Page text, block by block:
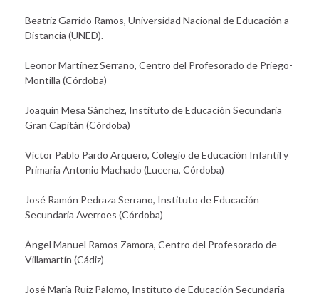
Beatriz Garrido Ramos, Universidad Nacional de Educación a
Distancia (UNED).
Leonor Martínez Serrano, Centro del Profesorado de Priego-
Montilla (Córdoba)
Joaquín Mesa Sánchez, Instituto de Educación Secundaria
Gran Capitán (Córdoba)
Víctor Pablo Pardo Arquero, Colegio de Educación Infantil y
Primaria Antonio Machado (Lucena, Córdoba)
José Ramón Pedraza Serrano, Instituto de Educación
Secundaria Averroes (Córdoba)
Ángel Manuel Ramos Zamora, Centro del Profesorado de
Villamartín (Cádiz)
José María Ruiz Palomo, Instituto de Educación Secundaria